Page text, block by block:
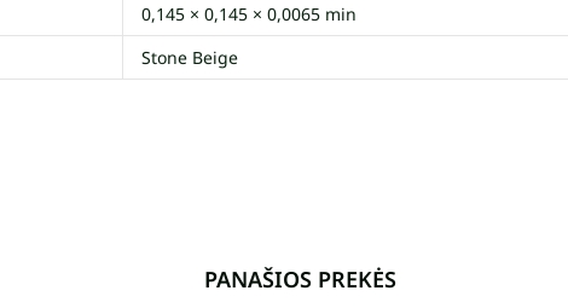
0,145 × 0,145 × 0,0065 min
Stone Beige
PANAŠIOS PREKĖS